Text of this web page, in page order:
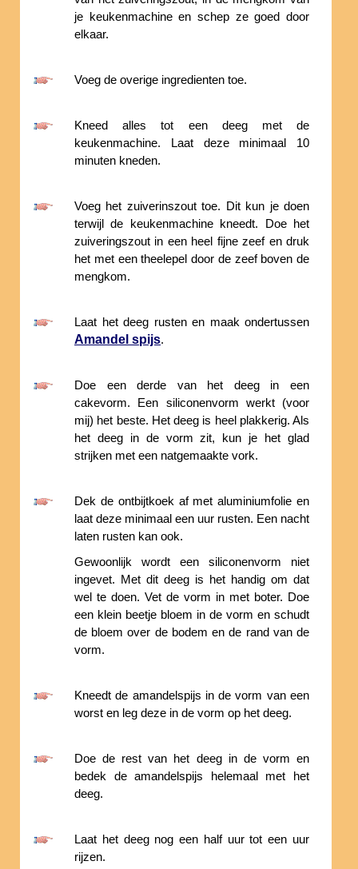
je keukenmachine en schep ze goed door
elkaar.
Voeg de overige ingredienten toe.
Kneed alles tot een deeg met de
keukenmachine. Laat deze minimaal 10
minuten kneden.
Voeg het zuiverinszout toe. Dit kun je doen
terwijl de keukenmachine kneedt. Doe het
zuiveringszout in een heel fijne zeef en druk
het met een theelepel door de zeef boven de
mengkom.
Laat het deeg rusten en maak ondertussen
Amandel spijs.
Doe een derde van het deeg in een
cakevorm. Een siliconenvorm werkt (voor
mij) het beste. Het deeg is heel plakkerig. Als
het deeg in de vorm zit, kun je het glad
strijken met een natgemaakte vork.
Dek de ontbijtkoek af met aluminiumfolie en
laat deze minimaal een uur rusten. Een nacht
laten rusten kan ook.
Gewoonlijk wordt een siliconenvorm niet
ingevet. Met dit deeg is het handig om dat
wel te doen. Vet de vorm in met boter. Doe
een klein beetje bloem in de vorm en schudt
de bloem over de bodem en de rand van de
vorm.
Kneedt de amandelspijs in de vorm van een
worst en leg deze in de vorm op het deeg.
Doe de rest van het deeg in de vorm en
bedek de amandelspijs helemaal met het
deeg.
Laat het deeg nog een half uur tot een uur
rijzen.